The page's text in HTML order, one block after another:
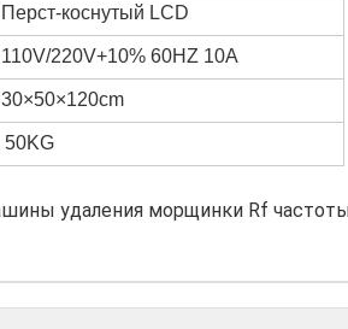
Перст-коснутый LCD
110V/220V+10% 60HZ 10A
30×50×120cm
50KG